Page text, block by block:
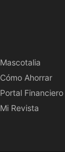
Mascotalia
Cómo Ahorrar
Portal Financiero
Mi Revista